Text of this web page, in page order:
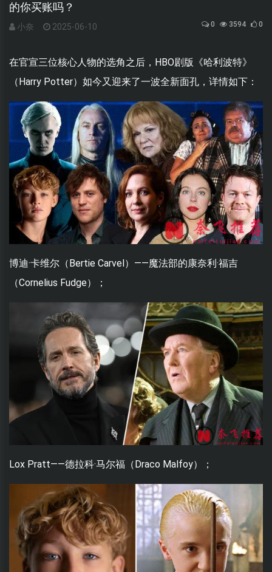
的你买账吗？
小奈 2025-06-10 0 3594 0
在官宣三位核心人物的选角之后，HBO剧版《哈利波特》
（Harry Potter）如今又迎来了一波全新面孔，详情如下：
博迪·卡维尔（Bertie Carvel）——魔法部的康奈利·福吉
（Cornelius Fudge）；
Lox Pratt——德拉科·马尔福（Draco Malfoy）；